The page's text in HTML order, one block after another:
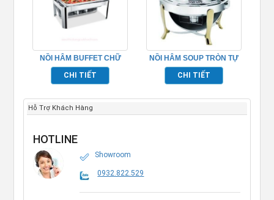
NỒI HÂM BUFFET CHỮ
NHẬT INOX NẮP PC
TP697005
CHI TIẾT
NỒI HÂM SOUP TRÒN TỰ
PHỤC VỤ NHÀ HÀNG
BUFFET – TP697030
CHI TIẾT
Hỗ Trợ Khách Hàng
HOTLINE
Showroom
0932.822.529